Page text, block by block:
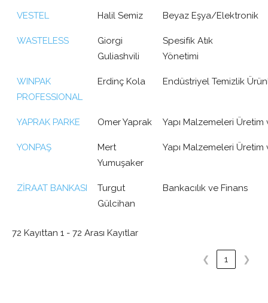
VESTEL Halil Semiz Beyaz Eşya/Elektronik
WASTELESS
Giorgi
Guliashvili
Spesifik Atık
Yönetimi
WINPAK
PROFESSIONAL
Erdinç Kola Endüstriyel Temizlik
YAPRAK PARKE Omer Yaprak Yapı Malzemeleri Üretim
YONPAŞ
Mert
Yumuşaker
Yapı Malzemeleri Üretim
ZİRAAT BANKASI
Turgut
Gülcihan
Bankacılık ve Finans
72 Kayıttan 1 - 72 Arası Kayıtlar
❮ 1 ❯